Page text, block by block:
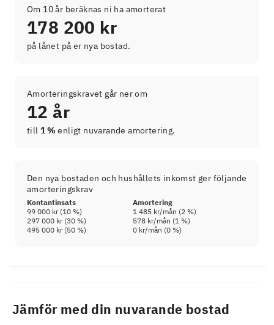
Om 10 år beräknas ni ha amorterat
178 200 kr
på lånet på er nya bostad.
Amorteringskravet går ner om
12 år
till 1 % enligt nuvarande amortering.
Den nya bostaden och hushållets inkomst ger följande
amorteringskrav
Kontantinsats
Amortering
99 000 kr(10 %) 1 485 kr/mån (2 %)
297 000 kr(30 %) 578 kr/mån (1 %)
495 000 kr(50 %) 0 kr/mån (0 %)
Jämför med din nuvarande bostad